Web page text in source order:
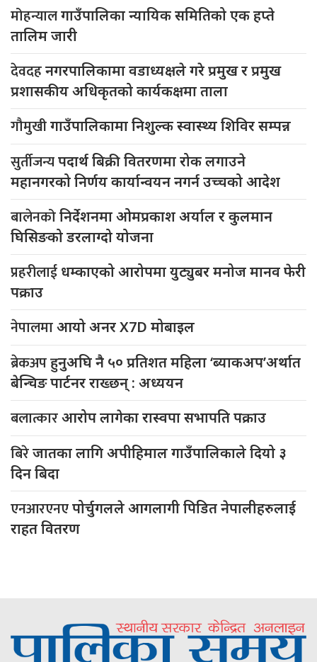
मोहन्यालगाउँपालिका न्यायिक समितिको एक हप्ते
तालिम जारी
देवदहनगरपालिकामा वडाध्यक्षले गरे प्रमुख र प्रमुख
प्रशासकीय अधिकृतको कार्यकक्षमा ताला
गौमुखीगाउँपालिकामा निशुल्क स्वास्थ्य शिविर सम्पन्न
सुर्तीजन्यपदार्थ बिक्री वितरणमा रोक लगाउने
महानगरको निर्णय कार्यान्वयन नगर्न उच्चको आदेश
बालेनकोनिर्देशनमा ओमप्रकाश अर्याल र कुलमान
घिसिङको डरलाग्दो योजना
प्रहरीलाई धम्काएको आरोपमा युट्युबर मनोज मानव फेरी
पक्राउ
नेपालमाआयो अनर X7D मोबाइल
ब्रेकअपहुनुअघि नै ५० प्रतिशत महिला ‘ब्याकअप’अर्थात
बेन्चिङ पार्टनर राख्छन् : अध्ययन
बलात्कारआरोप लागेका रास्वपा सभापति पक्राउ
बिरेजातका लागि अपीहिमाल गाउँपालिकाले दियो ३
दिन बिदा
एनआरएनएपोर्चुगलले आगलागी पिडित नेपालीहरुलाई
राहत वितरण